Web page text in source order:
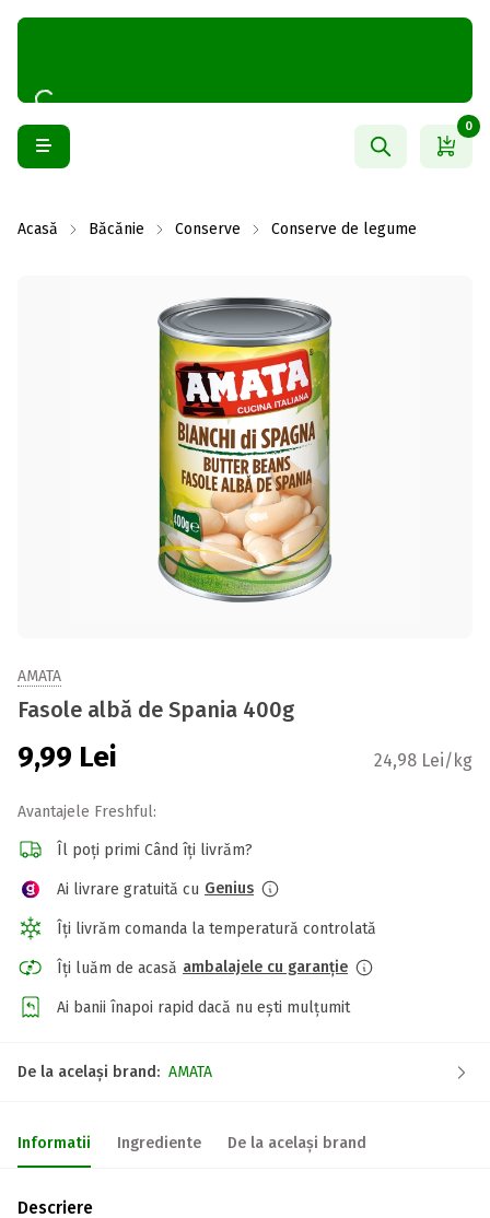
0
Acasă Băcănie Conserve Conserve de legume
AMATA
Fasole albă de Spania 400g
9,99 Lei 24,98 Lei/kg
Avantajele Freshful:
Îl poți primi Când îți livrăm?
Ai livrare gratuită cu Genius
Îți livrăm comanda la temperatură controlată
Îți luăm de acasă ambalajele cu garanție
Ai banii înapoi rapid dacă nu ești mulțumit
De la același brand: AMATA
Informatii Ingrediente De la același brand
Descriere